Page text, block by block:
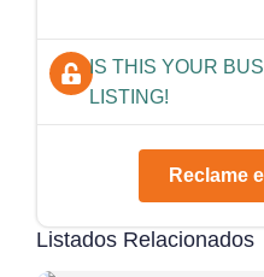
IS THIS YOUR
LISTING!
Reclame
Listados Relacionados